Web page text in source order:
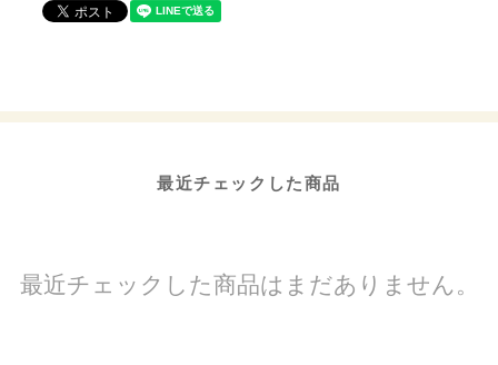
最近チェックした商品
最近チェックした商品はまだありません。